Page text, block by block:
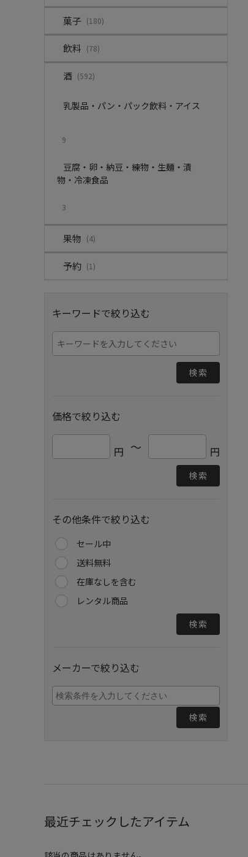
菓子 (180)
飲料 (78)
酒 (592)
乳製品・パン・パック飲料・アイス
9
豆腐・卵・納豆・練物・生麺・漬
物・冷凍食品
3
果物 (4)
予約 (1)
キーワードで絞り込む
検索
価格で絞り込む
円 ～ 円
検索
その他条件で絞り込む
セール中
送料無料
在庫なしを含む
レンタル商品
検索
メーカーで絞り込む
検索
最近チェックしたアイテム